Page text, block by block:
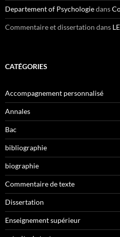
Departement of Psychologiedans
Commentaire et dissertation dans
CATÉGORIES
Accompagnement personnalisé
Annales
Bac
bibliographie
biographie
Commentaire de texte
Dissertation
Enseignement supérieur